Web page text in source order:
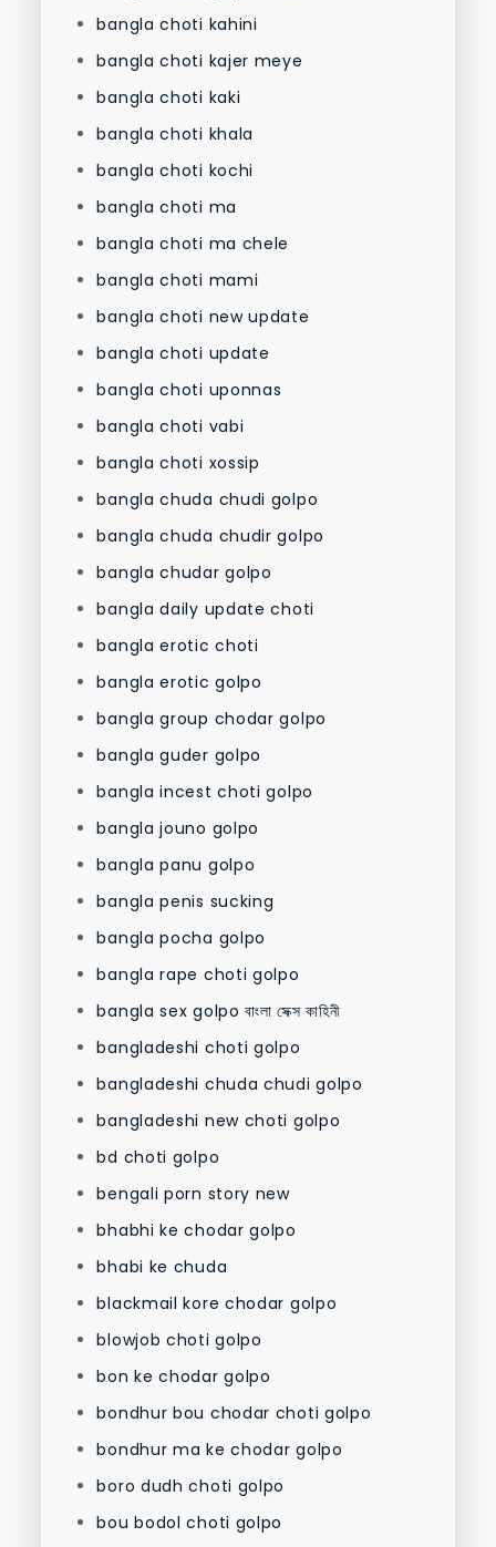
bangla choti kahini
bangla choti kajer meye
bangla choti kaki
bangla choti khala
bangla choti kochi
bangla choti ma
bangla choti ma chele
bangla choti mami
bangla choti new update
bangla choti update
bangla choti uponnas
bangla choti vabi
bangla choti xossip
bangla chuda chudi golpo
bangla chuda chudir golpo
bangla chudar golpo
bangla daily update choti
bangla erotic choti
bangla erotic golpo
bangla group chodar golpo
bangla guder golpo
bangla incest choti golpo
bangla jouno golpo
bangla panu golpo
bangla penis sucking
bangla pocha golpo
bangla rape choti golpo
bangla sex golpo বাংলা সেক্স কাহিনী
bangladeshi choti golpo
bangladeshi chuda chudi golpo
bangladeshi new choti golpo
bd choti golpo
bengali porn story new
bhabhi ke chodar golpo
bhabi ke chuda
blackmail kore chodar golpo
blowjob choti golpo
bon ke chodar golpo
bondhur bou chodar choti golpo
bondhur ma ke chodar golpo
boro dudh choti golpo
bou bodol choti golpo